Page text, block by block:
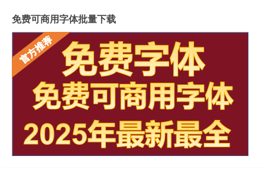
免费可商用字体批量下载